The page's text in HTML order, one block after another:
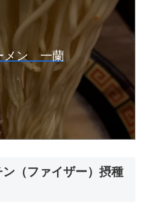
メン 一蘭
（ファイザー）摂種